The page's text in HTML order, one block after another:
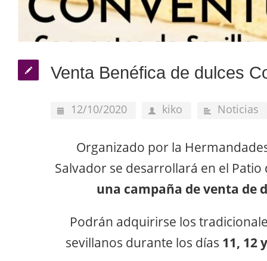
Venta Benéfica de dulces
12/10/2020 kiko Noticias
Organizado por la
Salvador se desarrollará en el
una campaña de venta de
Podrán adquirirse los
sevillanos durante los días 11, 12